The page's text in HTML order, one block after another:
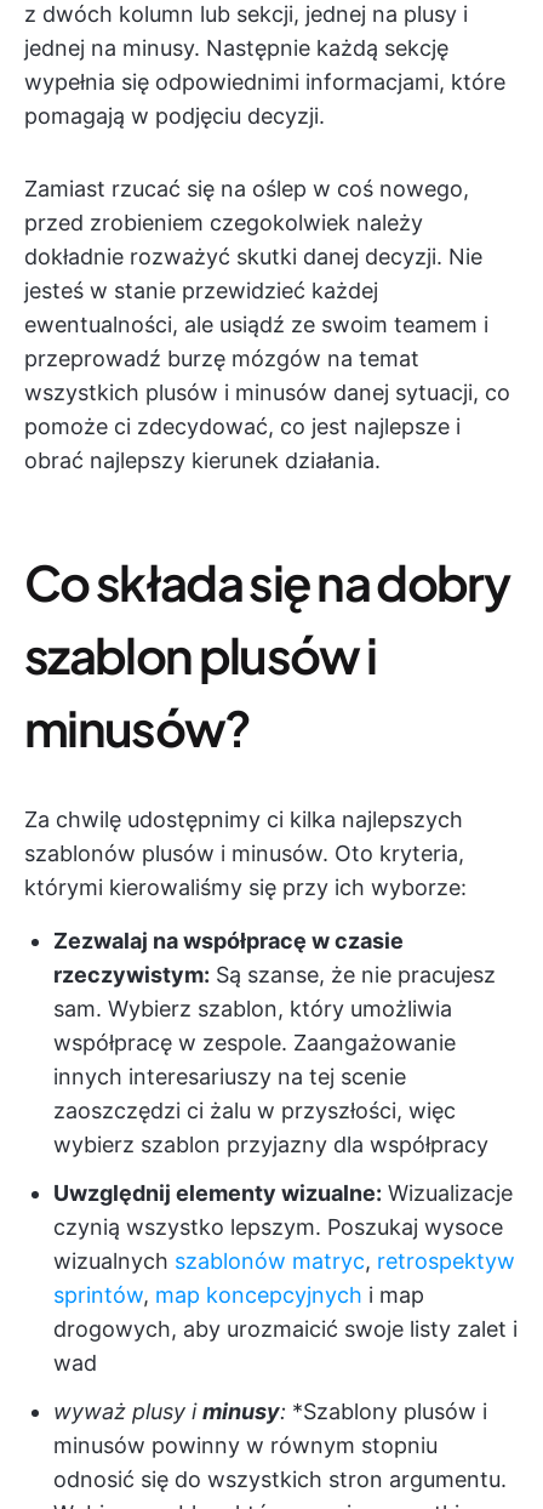
z dwóch kolumn lub sekcji, jednej na plusy i
jednej na minusy. Następnie każdą sekcję
wypełnia się odpowiednimi informacjami, które
pomagają w podjęciu decyzji.
Zamiast rzucać się na oślep w coś nowego,
przed zrobieniem czegokolwiek należy
dokładnie rozważyć skutki danej decyzji. Nie
jesteś w stanie przewidzieć każdej
ewentualności, ale usiądź ze swoim teamem i
przeprowadź burzę mózgów na temat
wszystkich plusów i minusów danej sytuacji, co
pomoże ci zdecydować, co jest najlepsze i
obrać najlepszy kierunek działania.
Co składa się na dobry
szablon plusów i
minusów?
Za chwilę udostępnimy ci kilka najlepszych
szablonów plusów i minusów. Oto kryteria,
którymi kierowaliśmy się przy ich wyborze:
Zezwalaj na współpracę w czasie
rzeczywistym: Są szanse, że nie pracujesz
sam. Wybierz szablon, który umożliwia
współpracę w zespole. Zaangażowanie
innych interesariuszy na tej scenie
zaoszczędzi ci żalu w przyszłości, więc
wybierz szablon przyjazny dla współpracy
Uwzględnij elementy wizualne: Wizualizacje
czynią wszystko lepszym. Poszukaj wysoce
wizualnych szablonów matryc, retrospektyw
sprintów, map koncepcyjnych i map
drogowych, aby urozmaicić swoje listy zalet i
wad
wyważ plusy iminusy: *Szablony plusów i
minusów powinny w równym stopniu
odnosić się do wszystkich stron argumentu.